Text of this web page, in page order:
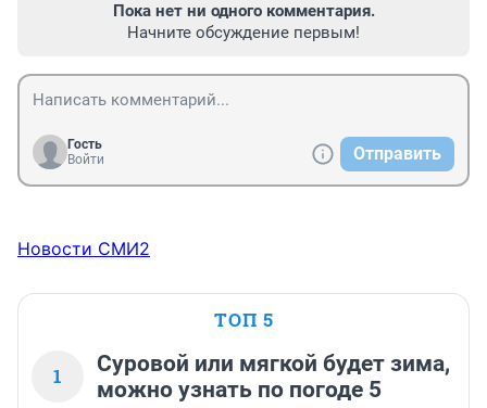
Пока нет ни одного комментария.
Начните обсуждение первым!
Гость
Войти
Отправить
Новости СМИ2
ТОП 5
1
Суровой или мягкой будет зима,
можно узнать по погоде 5